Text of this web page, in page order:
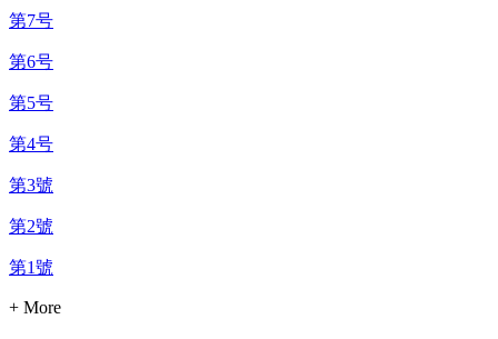
第7号
第6号
第5号
第4号
第3號
第2號
第1號
+ More